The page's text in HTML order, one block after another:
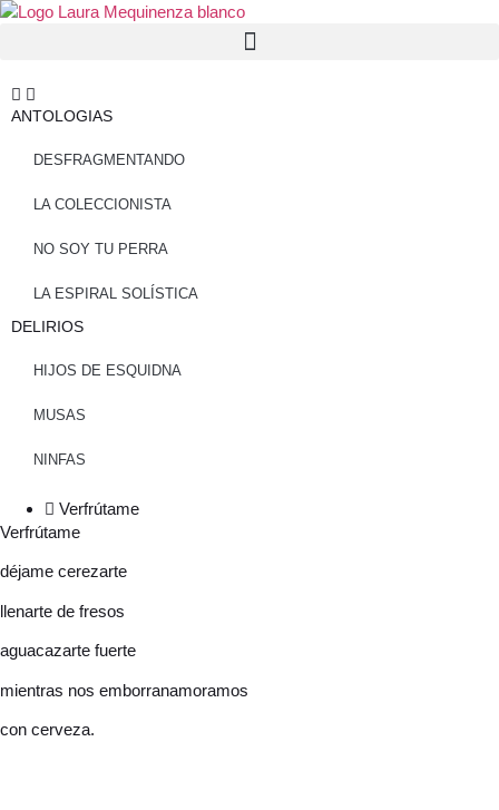
ANTOLOGIAS
DESFRAGMENTANDO
LA COLECCIONISTA
NO SOY TU PERRA
LA ESPIRAL SOLÍSTICA
DELIRIOS
HIJOS DE ESQUIDNA
MUSAS
NINFAS
Verfrútame
Verfrútame
déjame cerezarte
llenarte de fresos
aguacazarte fuerte
mientras nos emborranamoramos
con cerveza.